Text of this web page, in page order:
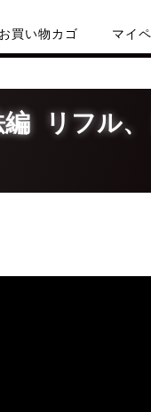
お買い物カゴ マイ
リフル